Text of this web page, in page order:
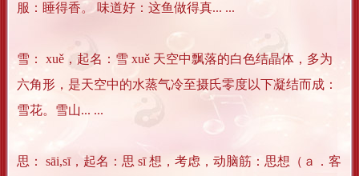
服：睡得香。 味道好：这鱼做得真... ...
雪： xuě，起名：雪 xuě 天空中飘落的白色结晶体，多为
六角形，是天空中的水蒸气冷至摄氏零度以下凝结而成：
雪花。雪山... ...
思： sāi,sī，起名：思 sī 想，考虑，动脑筋：思想（ａ．客